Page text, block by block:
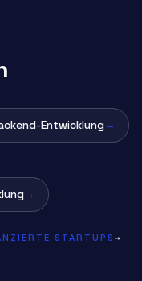
Entwicklung→
→
STARTUPS→